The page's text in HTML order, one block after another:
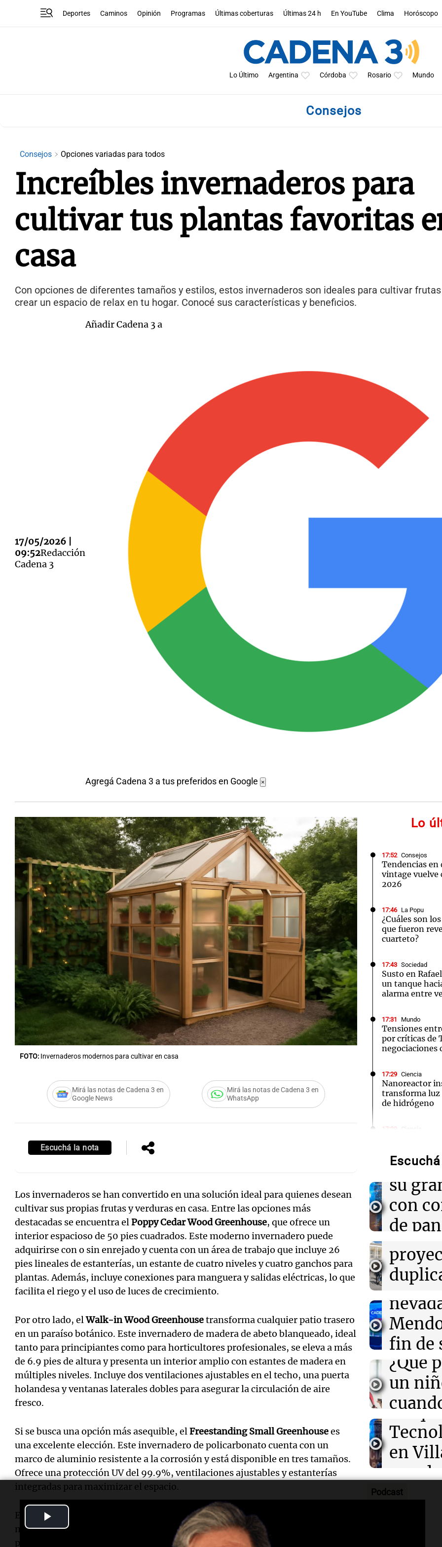
Deportes Caminos Opinión Programas Últimas coberturas Últimas 24 h En YouTube Clima Horóscopo
Lo Último Argentina Córdoba Rosario Mundo
Consejos
Consejos Opciones variadas para todos
Increíbles invernaderos para
cultivar tus plantas favoritas
casa
Con opciones de diferentes tamaños y estilos, estos invernaderos son ideales para cultivar
crear un espacio de relax en tu hogar. Conocé sus características y beneficios.
17/05/2026 |
09:52Redacción
Cadena 3
Añadir Cadena 3 a
Agregá Cadena 3 a tus preferidos en Google ×
FOTO: Invernaderos modernos para cultivar en casa
Mirá las notas de Cadena 3 en
Google News
Mirá las notas de Cadena 3 en
WhatsApp
Escuchá la nota
Los invernaderos se han convertido en una solución ideal para quienes desean
cultivar sus propias frutas y verduras en casa. Entre las opciones más
destacadas se encuentra elPoppy Cedar Wood Greenhouse, que ofrece un
interior espacioso de 50 pies cuadrados. Este moderno invernadero puede
adquirirse con o sin enrejado y cuenta con un área de trabajo que incluye 26
pies lineales de estanterías, un estante de cuatro niveles y cuatro ganchos para
plantas. Además, incluye conexiones para manguera y salidas eléctricas, lo que
facilita el riego y el uso de luces de crecimiento.
Por otro lado, elWalk-in Wood Greenhousetransforma cualquier patio trasero
en un paraíso botánico. Este invernadero de madera de abeto blanqueado, ideal
tanto para principiantes como para horticultores profesionales, se eleva a más
de 6.9 pies de altura y presenta un interior amplio con estantes de madera en
múltiples niveles. Incluye dos ventilaciones ajustables en el techo, una puerta
holandesa y ventanas laterales dobles para asegurar la circulación de aire
fresco.
Si se busca una opción más asequible, elFreestanding Small Greenhousees
una excelente elección. Este invernadero de policarbonato cuenta con un
marco de aluminio resistente a la corrosión y está disponible en tres tamaños.
Ofrece una protección UV del 99.9%, ventilaciones ajustables y estanterías
integradas para maximizar el espacio.
El Bellerose Walk-in Greenhouse Kit
es otro modelo notable, fabricado con
madera de cedro y policarbonato. Este encantador invernadero dispone de 143
pies cuadrados de espacio interior, con un área de trabajo incorporada, 33 pies
Lo
17:52 Consejos
Tendencias en
vintage vuelve
2026
17:46 La Popu
¿Cuáles son
que fueron
cuarteto?
17:43 Sociedad
Susto en
un tanque
alarma entre
17:31 Mundo
Tensiones
por críticas de
negociaciones
17:29 Ciencia
Nanoreactor
transforma luz
de hidrógeno
17:29 Ciencia
abejas
17:11 Mundo
Imágenes del
cohete
satélite
Sismo de 5,3
peruanos
informan las
Un video los
dos turistas
en un auto en
Audio.
su
con
de
y
Panorama
Viva la
Episodios
Audio.
sobre
fin de
tras
Panorama
Episodios
Audio.
pero
¿Qué
un
padre
Educar
Episodios
Audio.
en
con
Audio.
fútbol
Audio.
Podcast
Mundial 2026 La Sole en Cadena 3 Cadena 3